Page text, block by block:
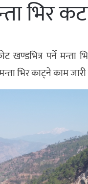
भिर
खण्डभित्र पर्ने
भिर काट्ने काम